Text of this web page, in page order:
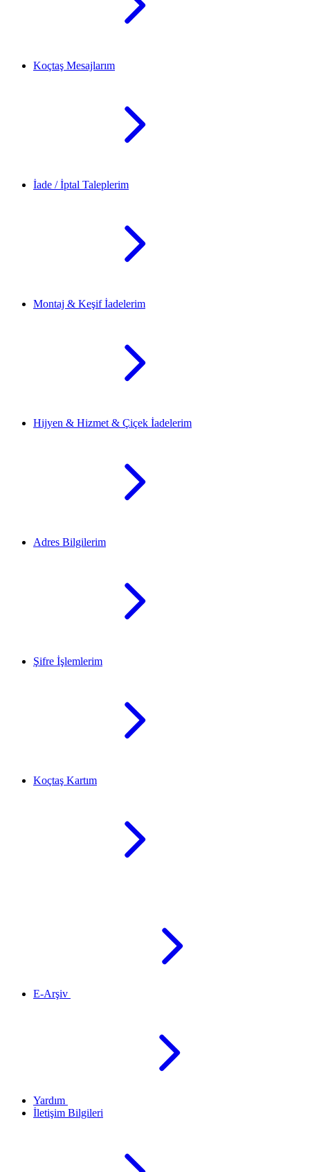
Koçtaş Mesajlarım
İade / İptal Taleplerim
Montaj & Keşif İadelerim
Hijyen & Hizmet & Çiçek İadelerim
Adres Bilgilerim
Şifre İşlemlerim
Koçtaş Kartım
E-Arşiv
Yardım
İletişim Bilgileri